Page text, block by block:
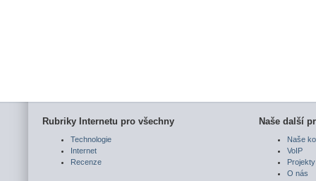
Rubriky Internetu pro všechny
Technologie
Internet
Recenze
Naše další
Naše
VoIP
Projekty
O nás